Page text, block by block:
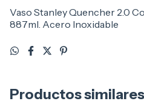
Vaso Stanley Quencher 2.0
887ml. Acero Inoxidable
Productos similares